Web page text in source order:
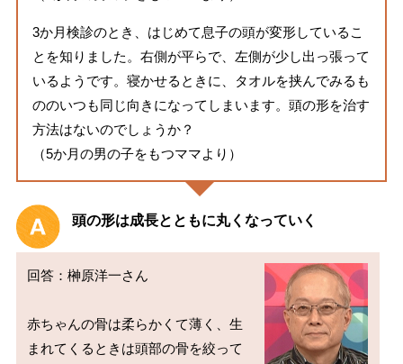
3か月検診のとき、はじめて息子の頭が変形しているこ
とを知りました。右側が平らで、左側が少し出っ張って
いるようです。寝かせるときに、タオルを挟んでみるも
ののいつも同じ向きになってしまいます。頭の形を治す
方法はないのでしょうか？
（5か月の男の子をもつママより）
頭の形は成長とともに丸くなっていく
回答：榊原洋一さん
赤ちゃんの骨は柔らかくて薄く、生
まれてくるときは頭部の骨を絞って